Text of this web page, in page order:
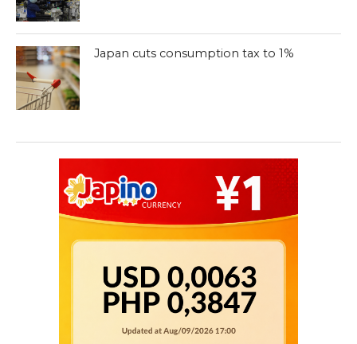
Japan cuts consumption tax to 1%